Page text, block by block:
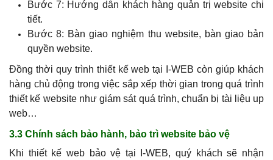
Bước 7: Hướng dẫn khách hàng quản trị website chi
tiết.
Bước 8: Bàn giao nghiệm thu website, bàn giao bản
quyền website.
Đồng thời quy trình thiết kế web tại I-WEB còn giúp khách
hàng chủ động trong việc sắp xếp thời gian trong quá trình
thiết kế website như giám sát quá trình, chuẩn bị tài liệu up
web…
3.3 Chính sách bảo hành, bảo trì website bảo vệ
Khi thiết kế web bảo vệ tại I-WEB, quý khách sẽ nhận